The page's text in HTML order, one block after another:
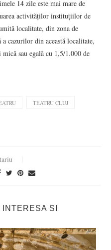
14 zile este mai mare de
activităților instituțiilor de
localitate, din zona de
cazurilor din această localitate,
sau egală cu 1,5/1.000 de
TEATRU CLUJ
SI